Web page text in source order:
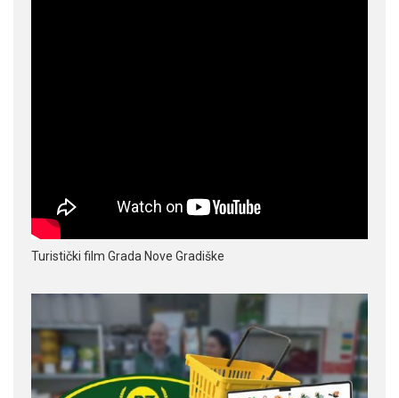
Turistički film Grada Nove Gradiške